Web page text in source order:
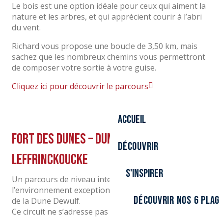
Accueil
Découvrir
S'inspirer
Découvrir nos 6
Le bois est une option idéale pour ceux qui aiment la
nature et les arbres, et qui apprécient courir à l’abri
du vent.
Richard vous propose une boucle de 3,50 km, mais
sachez que les nombreux chemins vous permettront
de composer votre sortie à votre guise.
Cliquez ici pour découvrir le parcours
Fort des Dunes – Dune Dewulf –
Leffrinckoucke
Un parcours de niveau intermédiaire, dans
l’environnement exceptionnel de la réserve naturelle
de la Dune Dewulf.
Ce circuit ne s’adresse pas aux débutants!